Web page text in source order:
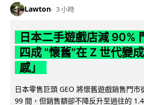
Lawton 3 小時
日本二手遊戲店減 90%
四成 "懷舊"在 Z 世代變
感」
日本零售巨頭 GEO 將懷舊遊戲銷售門
99 間，但銷售額卻不降反升至過往的